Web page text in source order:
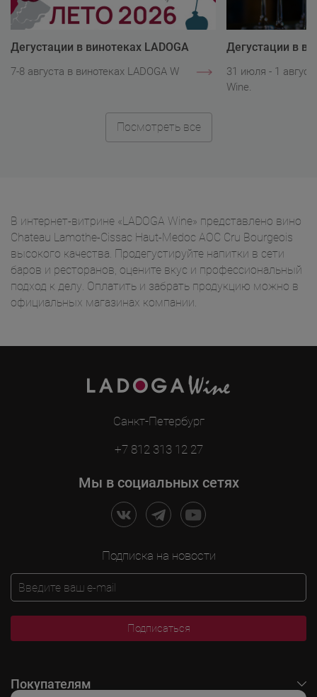
Дегустации в винотеках LADOGA
7-8 августа в винотеках LADOGA Wine.
Дегустации в
31 июля - 1
Wine.
Посмотреть все
В интернет-витрине «LADOGA Wine» представлено вино
Chateau Lamothe-Cissac Haut-Medoc AOC Cru Bourgeois
высокого качества. Продегустируйте напитки в сети
баров и ресторанов, оцените вкус и профессиональный
подход к делу. Оплатить и забрать продукцию можно в
официальных магазинах компании.
Санкт-Петербург
+7 812 313 12 27
Мы в социальных сетях
Подписка на новости
Подписаться
Покупателям